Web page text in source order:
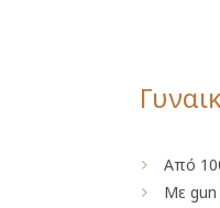
Από
Με gun